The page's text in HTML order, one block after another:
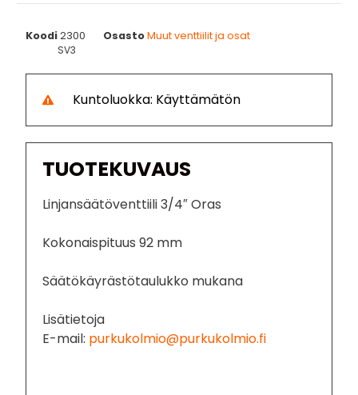
Koodi2300 OsastoMuut venttiilit ja osat
SV3
Kuntoluokka: Käyttämätön
TUOTEKUVAUS
Linjansäätöventtiili 3/4″ Oras
Kokonaispituus 92 mm
Säätökäyrästötaulukko mukana
Lisätietoja
E-mail: purkukolmio@purkukolmio.fi